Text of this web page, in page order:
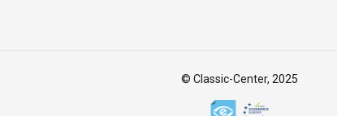
© Classic-Center, 2025